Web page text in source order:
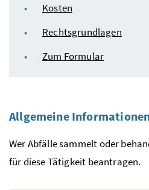
Kosten
Rechtsgrundlagen
Zum Formular
Allgemeine
Wer Abfälle sammelt oder
für diese Tätigkeit beantragen.